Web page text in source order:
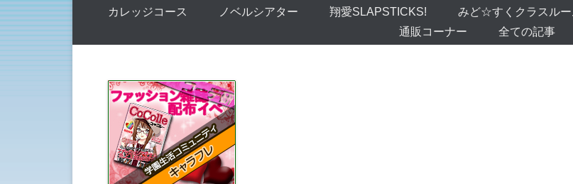
カレッジコース
ノベルシアター 翔愛SLAPSTICKS! みど☆すくクラスルー
通販コーナー
全ての記事